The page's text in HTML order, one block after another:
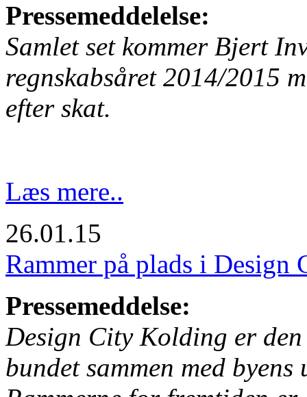
Pressemeddelelse:
Samlet set kommer Bjert
regnskabsåret 2014/2015
efter skat.
Læs mere..
26.01.15
Rammer på plads i
Pressemeddelse:
Design City Kolding er
bundet sammen med